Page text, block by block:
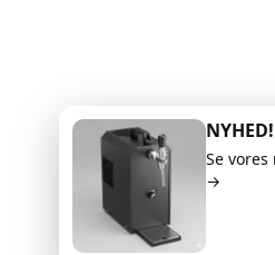
NYHED!
Se
→